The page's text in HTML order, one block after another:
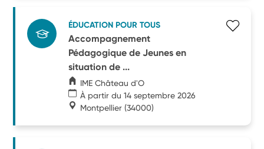
ÉDUCATION POUR TOUS
Accompagnement
Pédagogique de Jeunes en
situation de ...
IME Château d'O
À partir du 14 septembre 2026
Montpellier (34000)